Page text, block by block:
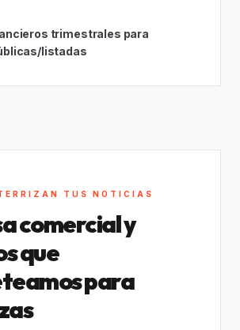
trimestrales para
listadas
TUS NOTICIAS
comercial y
que
para